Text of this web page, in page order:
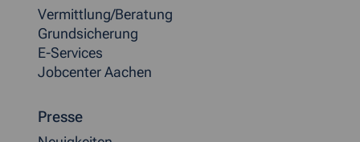
Vermittlung/Beratung
Grundsicherung
E-Services
Jobcenter Aachen
Presse